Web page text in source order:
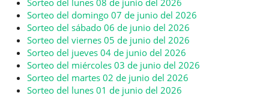
Sorteo del lunes 08 de junio del 2026
Sorteo del domingo 07 de junio del 2026
Sorteo del sábado 06 de junio del 2026
Sorteo del viernes 05 de junio del 2026
Sorteo del jueves 04 de junio del 2026
Sorteo del miércoles 03 de junio del 2026
Sorteo del martes 02 de junio del 2026
Sorteo del lunes 01 de junio del 2026